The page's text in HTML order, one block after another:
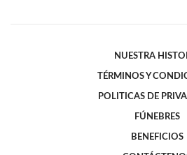
NUESTRA
TÉRMINOS Y
POLITICAS DE
FÚNEBRES
BENEFICIOS